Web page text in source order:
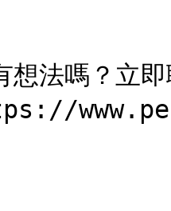
想法嗎？